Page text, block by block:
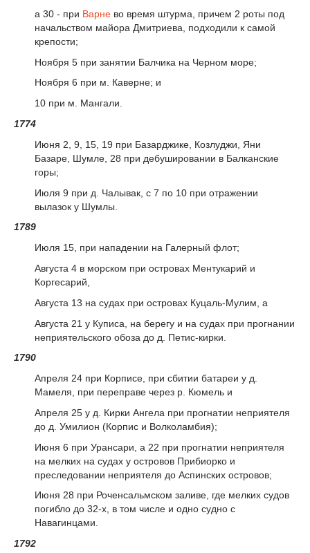
а 30 - при Варне во время штурма, причем 2 роты под
начальством майора Дмитриева, подходили к самой
крепости;
Ноября 5 при занятии Балчика на Черном море;
Ноября 6 при м. Каверне; и
10 при м. Мангали.
1774
Июня 2, 9, 15, 19 при Базарджике, Козлуджи, Яни
Базаре, Шумле, 28 при дебушировании в Балканские
горы;
Июля 9 при д. Чалывак, с 7 по 10 при отражении
вылазок у Шумлы.
1789
Июля 15, при нападении на Галерный флот;
Августа 4 в морском при островах Ментукарий и
Коргесарий,
Августа 13 на судах при островах Куцаль-Мулим, а
Августа 21 у Куписа, на берегу и на судах при прогнании
неприятельского обоза до д. Петис-кирки.
1790
Апреля 24 при Корписе, при сбитии батареи у д.
Мамеля, при переправе через р. Кюмель и
Апреля 25 у д. Кирки Ангела при прогнатии неприятеля
до д. Умилион (Корпис и Волколамбия);
Июня 6 при Урансари, а 22 при прогнатии неприятеля
на мелких на судах у островов Прибиорко и
преследовании неприятеля до Аспинских островов;
Июня 28 при Роченсальмском заливе, где мелких судов
погибло до 32-х, в том числе и одно судно с
Навагинцами.
1792